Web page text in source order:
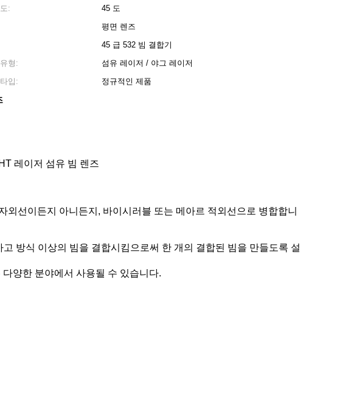
:
45 도
평면 렌즈
45 급 532 빔 결합기
형:
섬유 레이저 / 야그 레이저
입:
정규적인 제품
레이저 섬유 빔 렌즈
선이든지 아니든지, 바이시러블 또는 메아르 적외선으로 병합합니
방식 이상의 빔을 결합시킴으로써 한 개의 결합된 빔을 만들도록 설
양한 분야에서 사용될 수 있습니다.